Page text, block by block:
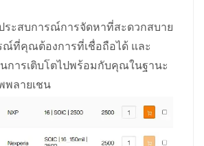
ระสบการณ์การจัดหาที่สะดวกสบาย
ณ์ที่คุณต้องการที่เชื่อถือได้ และ
การเติบโตไปพร้อมกับคุณในฐานะ
ลายเชน